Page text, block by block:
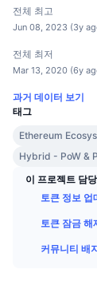
전체 최고
Jun 08, 2023 (3y
전체 최저
Mar 13, 2020 (6y
과거 데이터 보기
태그
Ethereum
Hybrid - PoW &
이 프로젝트 담
토큰 정보 업
토큰 잠금 해
커뮤니티 배